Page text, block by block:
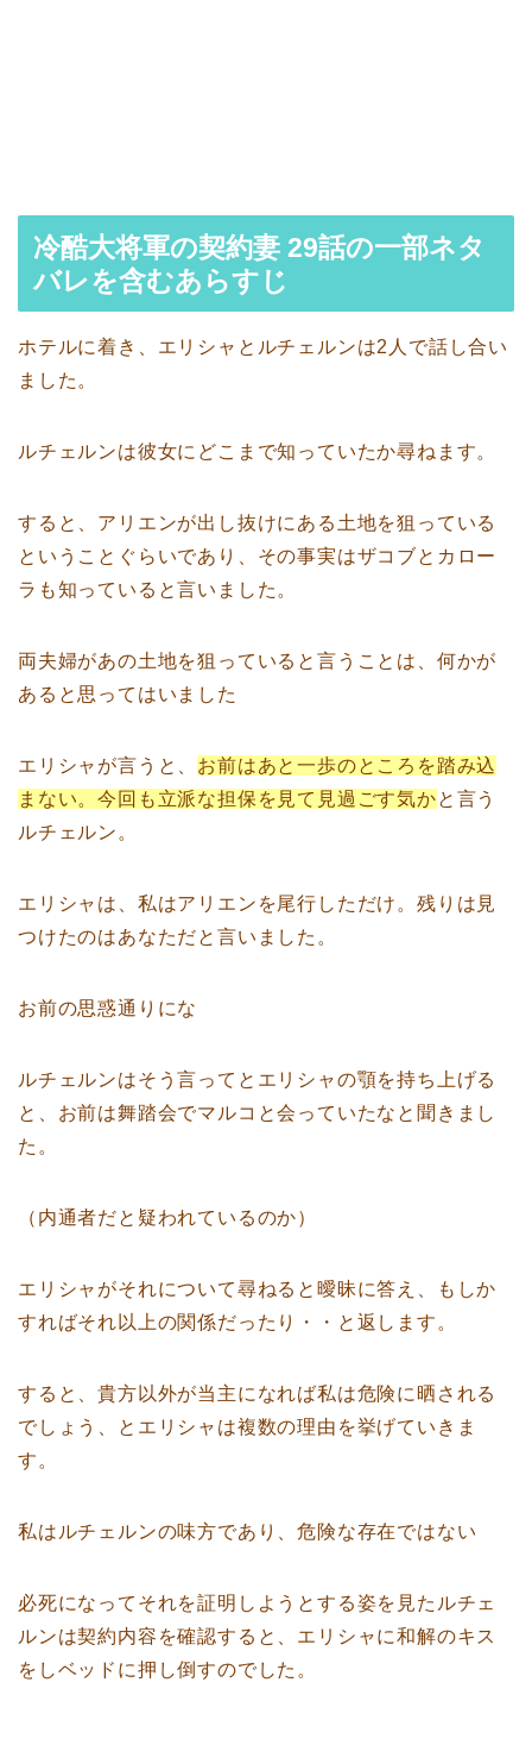
冷酷大将軍の契約妻 29話の一部ネタ
バレを含むあらすじ
ホテルに着き、エリシャとルチェルンは2人で話し合い
ました。
ルチェルンは彼女にどこまで知っていたか尋ねます。
すると、アリエンが出し抜けにある土地を狙っている
ということぐらいであり、その事実はザコブとカロー
ラも知っていると言いました。
両夫婦があの土地を狙っていると言うことは、何かが
あると思ってはいました
エリシャが言うと、 お前はあと一歩のところを踏み込
まない。今回も立派な担保を見て見過ごす気かと言う
ルチェルン。
エリシャは、私はアリエンを尾行しただけ。残りは見
つけたのはあなただと言いました。
お前の思惑通りにな
ルチェルンはそう言ってとエリシャの顎を持ち上げる
と、お前は舞踏会でマルコと会っていたなと聞きまし
た。
（内通者だと疑われているのか）
エリシャがそれについて尋ねると曖昧に答え、もしか
すればそれ以上の関係だったり・・と返します。
すると、貴方以外が当主になれば私は危険に晒される
でしょう、とエリシャは複数の理由を挙げていきま
す。
私はルチェルンの味方であり、危険な存在ではない
必死になってそれを証明しようとする姿を見たルチェ
ルンは契約内容を確認すると、エリシャに和解のキス
をしベッドに押し倒すのでした。